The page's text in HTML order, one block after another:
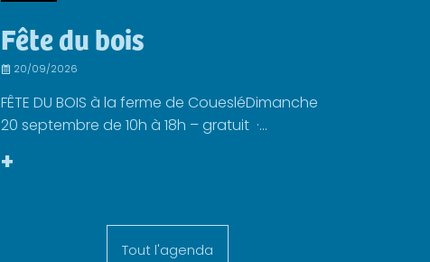
Fête du bois
20/09/2026
FÊTE DU BOIS à la ferme de CouesléDimanche
20 septembre de 10h à 18h – gratuit ·...
+
Tout l'agenda